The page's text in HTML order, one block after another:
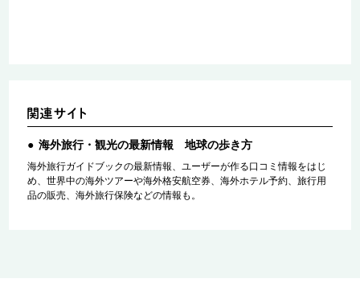
海外旅行・観光の最新情報 地球の歩き方
海外旅行ガイドブックの最新情報、ユーザーが作る口コミ情報をはじ
め、世界中の海外ツアーや海外格安航空券、海外ホテル予約、旅行用
品の販売、海外旅行保険などの情報も。